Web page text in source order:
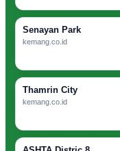
Senayan Park
kemang.co.id
Thamrin City
kemang.co.id